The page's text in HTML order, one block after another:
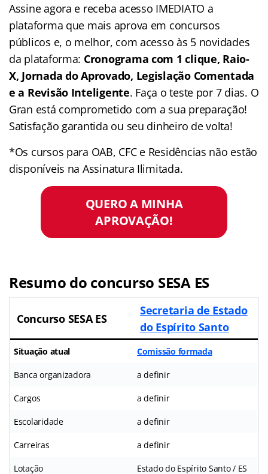
Assine agora e receba acesso IMEDIATO a
plataforma que mais aprova em concursos
públicos e, o melhor, com acesso às 5 novidades
da plataforma: Cronograma com 1 clique, Raio-
X, Jornada do Aprovado, Legislação Comentada
e a Revisão Inteligente. Faça o teste por 7 dias. O
Gran está comprometido com a sua preparação!
Satisfação garantida ou seu dinheiro de volta!
*Os cursos para OAB, CFC e Residências não estão
disponíveis na Assinatura Ilimitada.
QUERO A MINHA
APROVAÇÃO!
Resumo do concurso SESA ES
Concurso SESA ES
Secretaria de Estado
do Espírito Santo
Situação atual Comissão formada
Banca organizadora a definir
Cargos a definir
Escolaridade a definir
Carreiras a definir
Lotação Estado do Espírito Santo / ES